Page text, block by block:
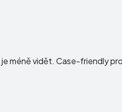
méně vidět. Case-friendly